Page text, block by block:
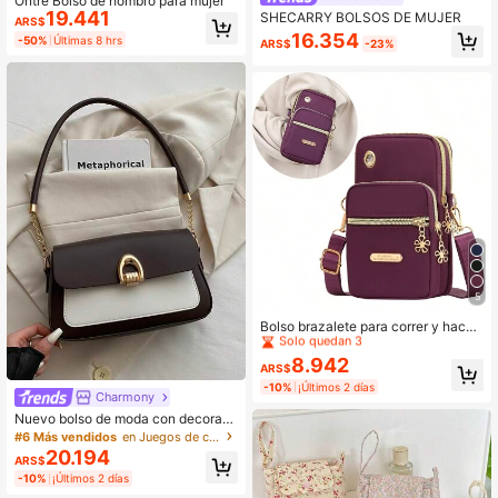
ARS$19.441
-50% Últimas 8 hrs
Charmony
Nuevo bolso de moda con decoraci
ón de cadena metálica, bolso de ho
mbro con solapa, adecuado para fie
stas, reuniones, salidas, vacacione
s, compras y uso diario, puede alma
#6 Más vendidos en Juegos de cadenas Bolsos De Hombro De Mujer
ARS$20.194
-10% ¡Últimos 2 días
SHECARRY BOLSOS DE MUJER
ARS$16.354 -23%
5
Bolso brazalete para correr y hacer
deportes, Mini bolso cruzado de nyl
on para celular, Cartera multifuncio
nal con cremallera para mujeres
Clientes habituales
Solo quedan 3
Clientes habituales
Solo quedan 3
Clientes habituales
Solo quedan 3
Clientes habituales
ARS$8.942
-10% ¡Últimos 2 días